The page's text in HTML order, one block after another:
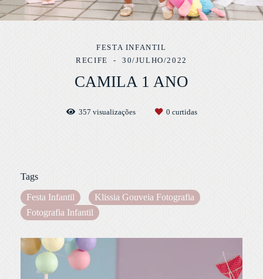
FESTA INFANTIL
RECIFE
30/JULHO/2022
CAMILA 1 ANO
357 visualizações 0 curtidas
Tags
Festa Infantil
Klissia Gouveia Fotografia
Fotografia Infantil